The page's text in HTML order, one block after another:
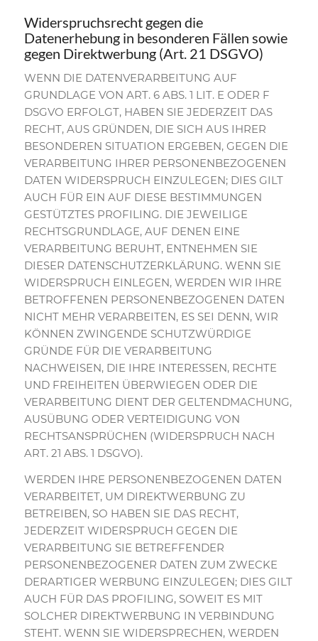
Widerspruchsrecht gegen die
Datenerhebung in besonderen Fällen sowie
gegen Direktwerbung (Art. 21 DSGVO)
WENN DIE DATENVERARBEITUNG AUF
GRUNDLAGE VON ART. 6 ABS. 1 LIT. E ODER F
DSGVO ERFOLGT, HABEN SIE JEDERZEIT DAS
RECHT, AUS GRÜNDEN, DIE SICH AUS IHRER
BESONDEREN SITUATION ERGEBEN, GEGEN DIE
VERARBEITUNG IHRER PERSONENBEZOGENEN
DATEN WIDERSPRUCH EINZULEGEN; DIES GILT
AUCH FÜR EIN AUF DIESE BESTIMMUNGEN
GESTÜTZTES PROFILING. DIE JEWEILIGE
RECHTSGRUNDLAGE, AUF DENEN EINE
VERARBEITUNG BERUHT, ENTNEHMEN SIE
DIESER DATENSCHUTZERKLÄRUNG. WENN SIE
WIDERSPRUCH EINLEGEN, WERDEN WIR IHRE
BETROFFENEN PERSONENBEZOGENEN DATEN
NICHT MEHR VERARBEITEN, ES SEI DENN, WIR
KÖNNEN ZWINGENDE SCHUTZWÜRDIGE
GRÜNDE FÜR DIE VERARBEITUNG
NACHWEISEN, DIE IHRE INTERESSEN, RECHTE
UND FREIHEITEN ÜBERWIEGEN ODER DIE
VERARBEITUNG DIENT DER GELTENDMACHUNG,
AUSÜBUNG ODER VERTEIDIGUNG VON
RECHTSANSPRÜCHEN (WIDERSPRUCH NACH
ART. 21 ABS. 1 DSGVO).
WERDEN IHRE PERSONENBEZOGENEN DATEN
VERARBEITET, UM DIREKTWERBUNG ZU
BETREIBEN, SO HABEN SIE DAS RECHT,
JEDERZEIT WIDERSPRUCH GEGEN DIE
VERARBEITUNG SIE BETREFFENDER
PERSONENBEZOGENER DATEN ZUM ZWECKE
DERARTIGER WERBUNG EINZULEGEN; DIES GILT
AUCH FÜR DAS PROFILING, SOWEIT ES MIT
SOLCHER DIREKTWERBUNG IN VERBINDUNG
STEHT. WENN SIE WIDERSPRECHEN, WERDEN